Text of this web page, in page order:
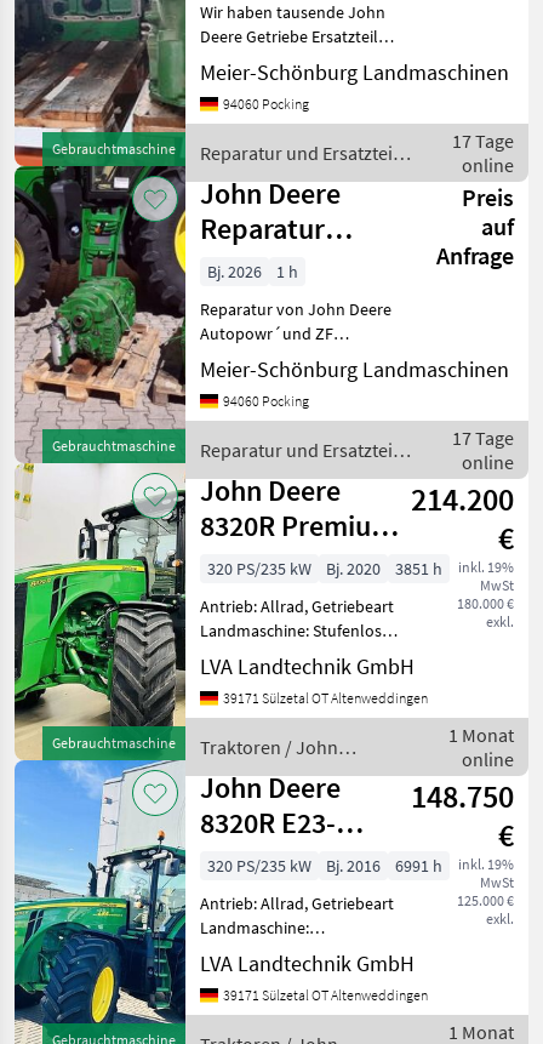
Gebrauchtmaschine
Wir haben tausende John
Deere Getriebe Ersatzteile
am Lager. Alle Typen vom
920 - bis zur aktuellen 6-R
Serie. Wir sind Händler und
f
Meier-Schönburg Landmaschinen
94060 Pocking
Reparatur und Ersatzteile
/ John Deere
17 Tage
online
Gebrauchtmaschine
John Deere
Reparatur
JohnDeere
Autopowr
Getriebe
Preis
auf
Anfrage
Bj. 2026
1 h
Reparatur von John Deere
Autopowr´und ZF
Getriebe: Wir überholen
und reparieren alle John
Deere Getriebe und
PowerQuad, Powershift,
Austausc
Meier-Schönburg Landmaschinen
94060 Pocking
Reparatur und Ersatzteile
/ John Deere
17 Tage
online
Gebrauchtmaschine
John Deere
8320R Premium
Edition
214.200
€
inkl. 19%
MwSt
180.000 €
exkl.
320 PS/235 kW Bj. 2020
3851 h
Antrieb: Allrad, Getriebeart
Landmaschine: Stufenloses
Getriebe, Plattform: Kabine
Anzahl Zylinder: 6
Betriebsstunden: 3851
Klimaanlage: Klimaautom
LVA Landtechnik GmbH
39171 Sülzetal OT Altenweddingen
Traktoren / John
Deere
1 Monat
online
Gebrauchtmaschine
John Deere
8320R E23-
PowerShift
148.750
€
inkl. 19%
MwSt
125.000 €
exkl.
320 PS/235 kW Bj. 2016
6991 h
Antrieb: Allrad, Getriebeart
Landmaschine:
Lastschaltgetriebe,
Plattform: Kabine Anzahl
Zylinder: 6
LVA Landtechnik GmbH
39171 Sülzetal OT Altenweddingen
1 Monat